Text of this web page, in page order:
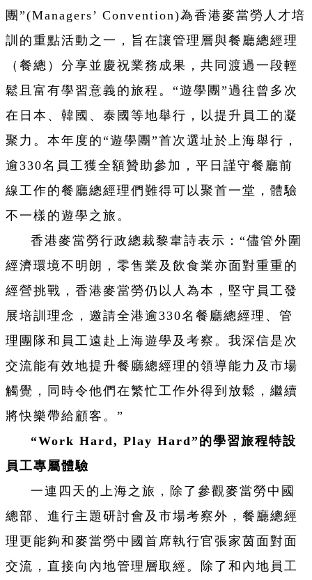
團”(Managers’ Convention)為香港麥當勞人才培
訓的重點活動之一，旨在讓管理層與餐廳總經理
（餐總）分享並慶祝業務成果，共同渡過一段輕
鬆且富有學習意義的旅程。“遊學團”過往曾多次
在日本、韓國、泰國等地舉行，以提升員工的凝
聚力。本年度的“遊學團”首次選址於上海舉行，
逾330名員工獲全額贊助參加，平日謹守餐廳前
線工作的餐廳總經理們難得可以聚首一堂，體驗
不一樣的遊學之旅。
香港麥當勞行政總裁黎韋詩表示：“儘管外圍
經濟環境不明朗，零售業及飲食業亦面對重重的
經營挑戰，香港麥當勞仍以人為本，堅守員工發
展培訓理念，邀請全港逾330名餐廳總經理、管
理團隊和員工遠赴上海遊學及考察。我深信是次
交流能有效地提升餐廳總經理的領導能力及市場
觸覺，同時令他們在繁忙工作外得到放鬆，繼續
將快樂帶給顧客。”
“Work Hard, Play Hard”的學習旅程特設
員工專屬體驗
一連四天的上海之旅，除了參觀麥當勞中國
總部、進行主題研討會及市場考察外，餐廳總經
理更能夠和麥當勞中國首席執行官張家茵面對面
交流，直接向內地管理層取經。除了和內地員工